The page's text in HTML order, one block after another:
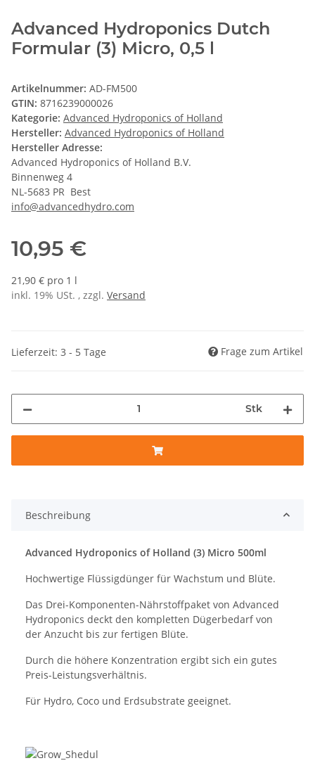
Advanced Hydroponics Dutch
Formular (3) Micro, 0,5 l
Artikelnummer: AD-FM500
GTIN: 8716239000026
Kategorie: Advanced Hydroponics of Holland
Hersteller: Advanced Hydroponics of Holland
Hersteller Adresse:
Advanced Hydroponics of Holland B.V.
Binnenweg 4
NL-5683 PR Best
info@advancedhydro.com
10,95 €
21,90 € pro 1 l
inkl. 19% USt. , zzgl. Versand
Lieferzeit: 3 - 5 Tage Frage zum Artikel
Stk
Beschreibung
Advanced Hydroponics of Holland (3) Micro 500ml
Hochwertige Flüssigdünger für Wachstum und Blüte.
Das Drei-Komponenten-Nährstoffpaket von Advanced
Hydroponics deckt den kompletten Dügerbedarf von
der Anzucht bis zur fertigen Blüte.
Durch die höhere Konzentration ergibt sich ein gutes
Preis-Leistungsverhältnis.
Für Hydro, Coco und Erdsubstrate geeignet.